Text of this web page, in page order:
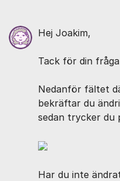
Hej Joakim,
Tack för din
Nedanför fältet
bekräftar du
sedan trycker du
Har du inte